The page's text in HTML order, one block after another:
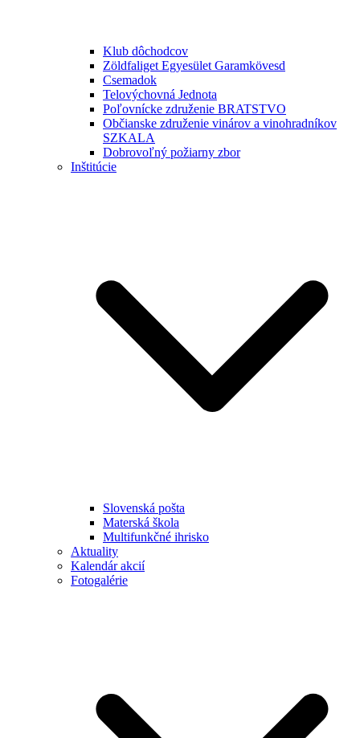
Klub dôchodcov
Zöldfaliget Egyesület Garamkövesd
Csemadok
Telovýchovná Jednota
Poľovnícke združenie BRATSTVO
Občianske združenie vinárov a vinohradníkov
SZKALA
Dobrovoľný požiarny zbor
Inštitúcie
Slovenská pošta
Materská škola
Multifunkčné ihrisko
Aktuality
Kalendár akcií
Fotogalérie